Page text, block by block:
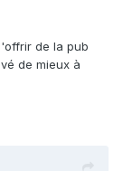
de la pub
de mieux à